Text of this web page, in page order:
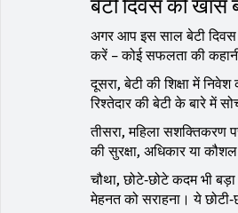
बेटी दिवस को
अगर आप इस साल बेटी दिवस
करें – कोई सफलता की
दूसरा, बेटी की शिक्षा में
रिश्तेदार की बेटी के बारे में
तीसरा, महिला सशक्तिकरण
की सुरक्षा, अधिकार या
चौथा, छोटे‑छोटे कदम भी
मेहनत को सराहना। ये